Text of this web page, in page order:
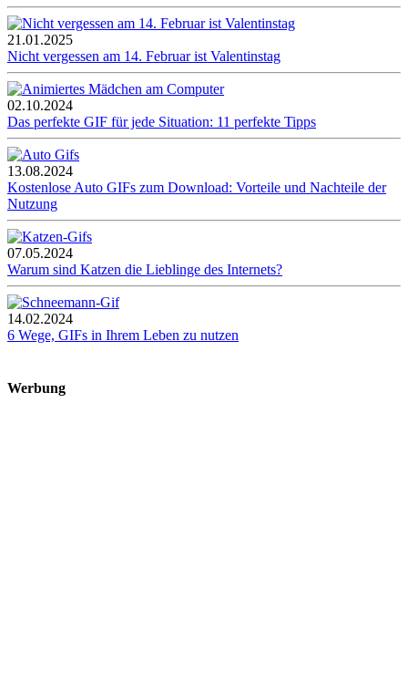
21.01.2025
Nicht vergessen am 14. Februar ist Valentinstag
02.10.2024
Das perfekte GIF für jede Situation: 11 perfekte Tipps
13.08.2024
Kostenlose Auto GIFs zum Download: Vorteile und Nachteile der
Nutzung
07.05.2024
Warum sind Katzen die Lieblinge des Internets?
14.02.2024
6 Wege, GIFs in Ihrem Leben zu nutzen
Werbung